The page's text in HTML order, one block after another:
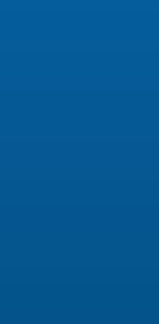
мистецтва
–